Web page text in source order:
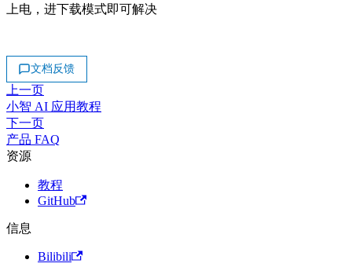
上电，进下载模式即可解决
文档反馈
上一页
小智 AI 应用教程
下一页
产品 FAQ
资源
教程
GitHub
信息
Bilibili